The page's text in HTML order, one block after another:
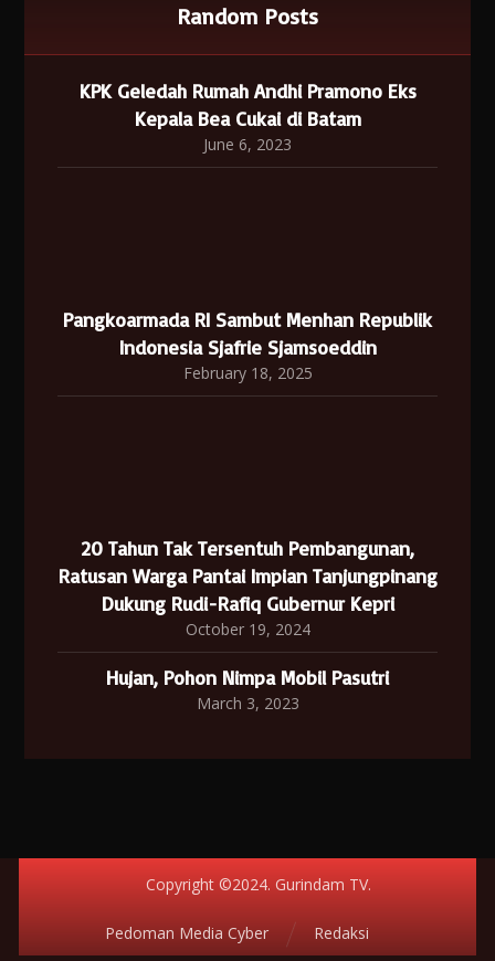
Random Posts
KPK Geledah Rumah Andhi Pramono Eks
Kepala Bea Cukai di Batam
June 6, 2023
Pangkoarmada RI Sambut Menhan Republik
Indonesia Sjafrie Sjamsoeddin
February 18, 2025
20 Tahun Tak Tersentuh Pembangunan,
Ratusan Warga Pantai Impian Tanjungpinang
Dukung Rudi-Rafiq Gubernur Kepri
October 19, 2024
Hujan, Pohon Nimpa Mobil Pasutri
March 3, 2023
Copyright ©2024. Gurindam TV.
Redaksi
Pedoman Media Cyber